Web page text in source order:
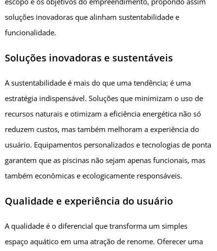
soluções inovadoras que alinham sustentabilidade e
funcionalidade.
Soluções inovadoras e sustentáveis
A sustentabilidade é mais do que uma tendência; é uma
estratégia indispensável. Soluções que minimizam o uso de
recursos naturais e otimizam a eficiência energética não só
reduzem custos, mas também melhoram a experiência do
usuário. Equipamentos personalizados e tecnologias de ponta
garantem que as piscinas não sejam apenas funcionais, mas
também econômicas e ecologicamente responsáveis.
Qualidade e experiência do usuário
A qualidade é o diferencial que transforma um simples
espaço aquático em uma atração de renome. Oferecer uma